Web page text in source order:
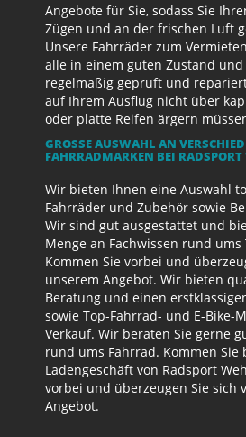
Angebote für Sie, sodass Sie
Zügen und an der frischen Luft
Unsere Fahrräder zum
alle in einem guten Zustand
regelmäßig geprüft und
auf Ihrem Ausflug nicht über
oder platte Reifen ärgern
GROSSE AUSWAHL AN
AHRRADMARKEN BEI RADSPORT
Wir bieten Ihnen eine Auswahl
Fahrräder und Zubehör sowie
Wir sind gut ausgestattet und
Menge an Fachwissen rund ums
Kommen Sie vorbei und
unserem Angebot. Wir bieten
Beratung und einen
sowie Top-Fahrrad- und E-Bike-
Verkauf. Wir beraten Sie gerne
rund ums Fahrrad. Kommen Sie
Ladengeschäft von Radsport
vorbei und überzeugen Sie sich
Angebot.